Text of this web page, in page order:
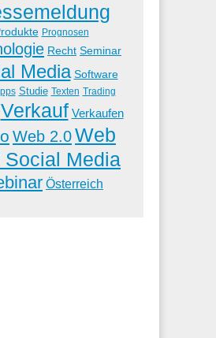
Prognosen
Recht Seminar
Media Software
Studie Texten Trading
Verkauf Verkaufen
Web 2.0Web
Social Media
Österreich